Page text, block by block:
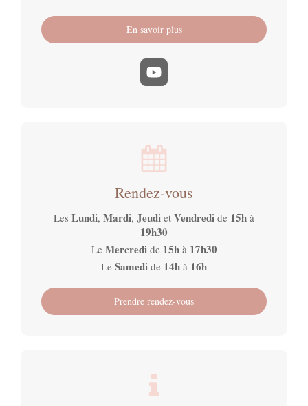
En savoir plus
Rendez-vous
Les Lundi, Mardi, Jeudi et Vendredi de 15h à
19h30
Le Mercredi de 15hà 17h30
Le Samedi de 14h à 16h
Prendre rendez-vous